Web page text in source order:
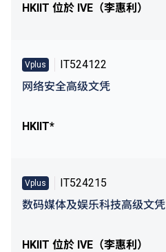
HKIIT 位於 IVE（李惠利）
Vplus
IT524122
网络安全高级文凭
HKIIT*
Vplus
IT524215
数码媒体及娱乐科技高级文凭
HKIIT 位於 IVE（李惠利）